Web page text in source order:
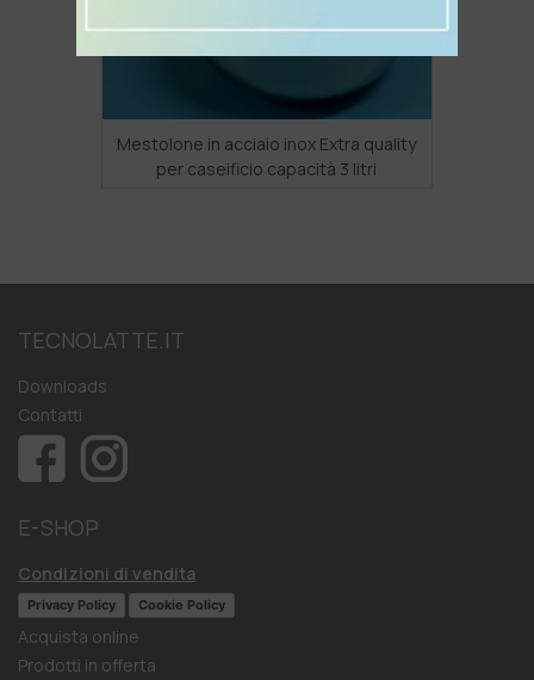
Mestolone in acciaio inox Extra quality
per caseificio capacità 3 litri
TECNOLATTE.IT
Downloads
Contatti
E-SHOP
Condizioni di vendita
Privacy Policy Cookie Policy
Acquista online
Prodotti in offerta